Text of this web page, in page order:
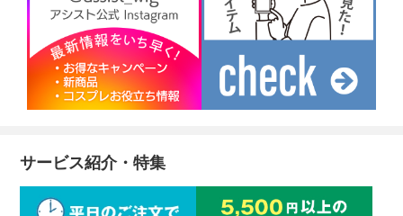
サービス紹介・特集